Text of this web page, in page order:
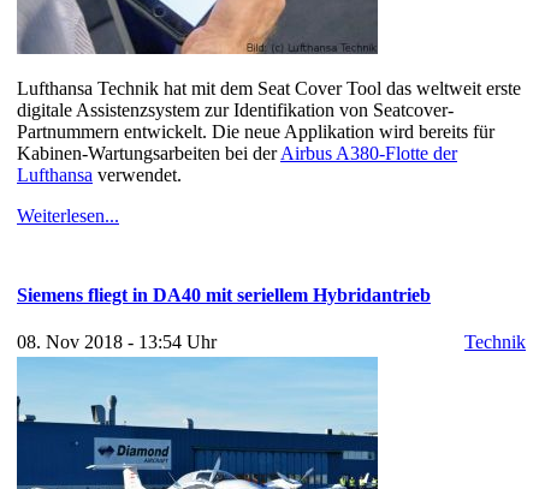
Lufthansa Technik hat mit dem Seat Cover Tool das weltweit erste
digitale Assistenzsystem zur Identifikation von Seatcover-
Partnummern entwickelt. Die neue Applikation wird bereits für
Kabinen-Wartungsarbeiten bei derAirbus A380-Flotte der
Lufthansa verwendet.
Weiterlesen...
Siemens fliegt in DA40 mit seriellem Hybridantrieb
08. Nov 2018 - 13:54 Uhr Technik